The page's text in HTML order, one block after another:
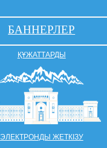
БАННЕРЛЕР
ҚҰЖАТТАРДЫ
ЭЛЕКТРОНДЫ ЖЕТКІЗУ